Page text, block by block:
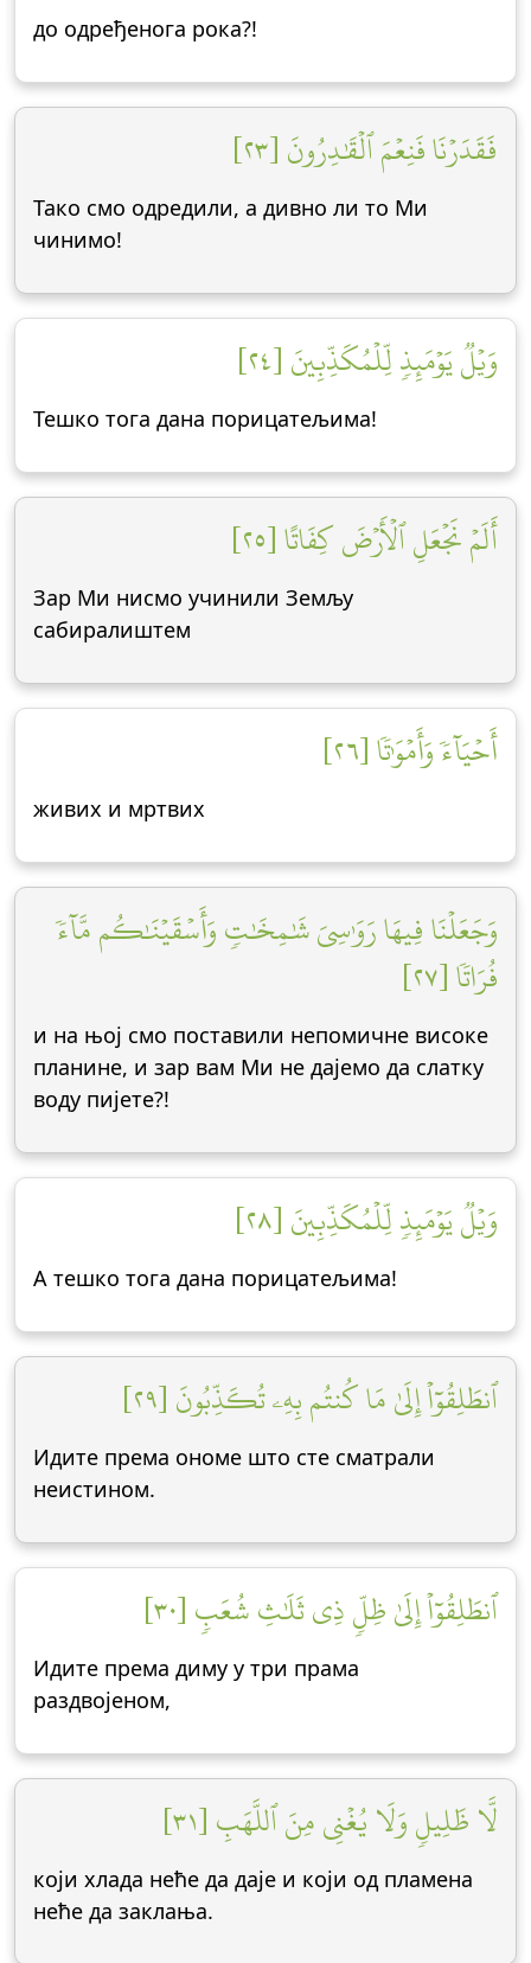
до одређенога рока?!
فَقَدَرۡنَا فَنِعۡمَ ٱلۡقَٰدِرُونَ [٢٣]
Тако смо одредили, а дивно ли то Ми
чинимо!
وَيۡلٞ يَوۡمَئِذٖ لِّلۡمُكَذِّبِينَ [٢٤]
Тешко тога дана порицатељима!
أَلَمۡ نَجۡعَلِ ٱلۡأَرۡضَ كِفَاتًا [٢٥]
Зар Ми нисмо учинили Земљу
сабиралиштем
أَحۡيَآءٗ وَأَمۡوَٰتٗا [٢٦]
живих и мртвих
وَجَعَلۡنَا فِيهَا رَوَٰسِيَ شَٰمِخَٰتٖ وَأَسۡقَيۡنَٰكُم مَّآءٗ
فُرَاتٗا [٢٧]
и на њој смо поставили непомичне високе
планине, и зар вам Ми не дајемо да слатку
воду пијете?!
وَيۡلٞ يَوۡمَئِذٖ لِّلۡمُكَذِّبِينَ [٢٨]
А тешко тога дана порицатељима!
ٱنطَلِقُوٓاْ إِلَىٰ مَا كُنتُم بِهِۦ تُكَذِّبُونَ [٢٩]
Идите према ономе што сте сматрали
неистином.
ٱنطَلِقُوٓاْ إِلَىٰ ظِلّٖ ذِي ثَلَٰثِ شُعَبٖ [٣٠]
Идите према диму у три прама
раздвојеном,
لَّا ظَلِيلٖ وَلَا يُغۡنِي مِنَ ٱللَّهَبِ [٣١]
који хлада неће да даје и који од пламена
неће да заклања.